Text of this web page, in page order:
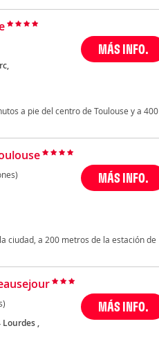
MÁS INFO.
a pie del centro de Toulouse y a 400
MÁS INFO.
ciudad, a 200 metros de la estación de
Lourdes ,
MÁS INFO.